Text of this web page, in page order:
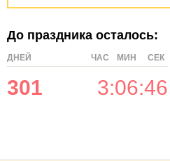
До праздника осталось:
ДНЕЙ ЧАС МИН СЕК
301 3:06:46